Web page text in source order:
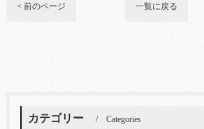
< 前のページ 一覧に戻る
カテゴリー Categories